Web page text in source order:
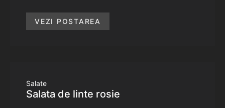
VEZI POSTAREA
Salate
Salata de linte rosie